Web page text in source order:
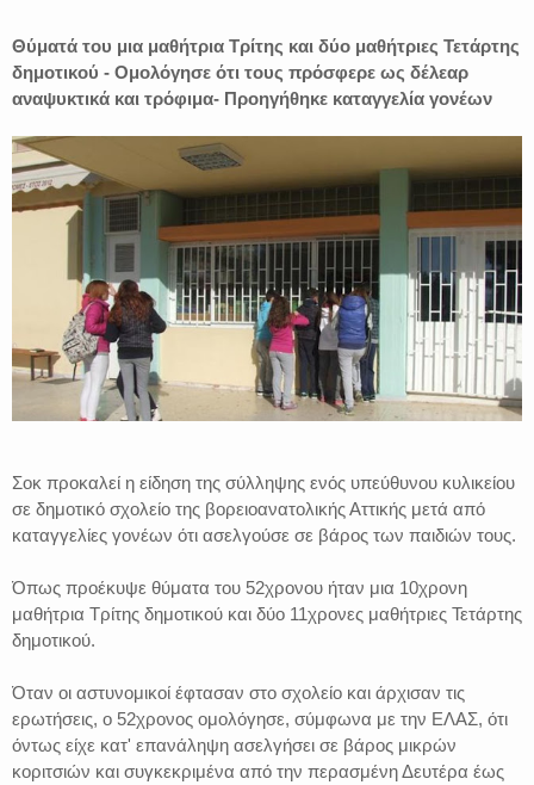
Θύματά του μια μαθήτρια Τρίτης και δύο μαθήτριες Τετάρτης
δημοτικού - Ομολόγησε ότι τους πρόσφερε ως δέλεαρ
αναψυκτικά και τρόφιμα- Προηγήθηκε καταγγελία γονέων
Σοκ προκαλεί η είδηση της σύλληψης ενός υπεύθυνου κυλικείου
σε δημοτικό σχολείο της βορειοανατολικής Αττικής μετά από
καταγγελίες γονέων ότι ασελγούσε σε βάρος των παιδιών τους.
Όπως προέκυψε θύματα του 52χρονου ήταν μια 10χρονη
μαθήτρια Τρίτης δημοτικού και δύο 11χρονες μαθήτριες Τετάρτης
δημοτικού.
Όταν οι αστυνομικοί έφτασαν στο σχολείο και άρχισαν τις
ερωτήσεις, ο 52χρονος ομολόγησε, σύμφωνα με την ΕΛΑΣ, ότι
όντως είχε κατ' επανάληψη ασελγήσει σε βάρος μικρών
κοριτσιών και συγκεκριμένα από την περασμένη Δευτέρα έως